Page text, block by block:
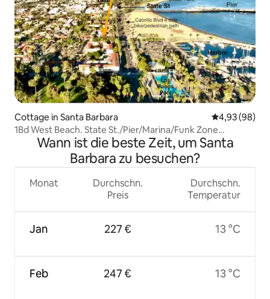
Cottage in Santa Barbara
4,93 (98)
1Bd West Beach. State St./Pier/Marina/Funk Zone
/Pier/Yachthafen/Funkzone
Wann ist die beste Zeit, um Santa
Barbara zu besuchen?
Monat
Jan
Feb
Durchschn.
Preis
227 €
247 €
Durchschn.
Temperatur
13 °C
13 °C